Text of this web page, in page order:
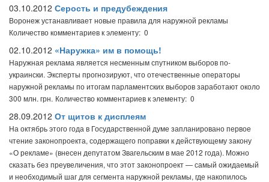
03.10.2012 Серость и предубеждения
Воронеж устанавливает новые правила для наружной рекламы
Количество комментариев к элементу: 0
02.10.2012 «Наружка» им в помощь!
Наружная реклама является несменным спутником выборов по-
украински. Эксперты прогнозируют, что отечественные операторы
наружной рекламы по итогам парламентских выборов заработают около
300 млн. грн. Количество комментариев к элементу: 0
28.09.2012 От щитов к дисплеям
На октябрь этого года в Государственной думе запланировано первое
чтение законопроекта, содержащего поправки к действующему закону
«О рекламе» (внесен депутатом Звагельским в мае 2012 года). Можно
сказать без преувеличения, что этот законопроект — самый ожидаемый
и необходимый шаг для сегмента наружной рекламы, где накопилось